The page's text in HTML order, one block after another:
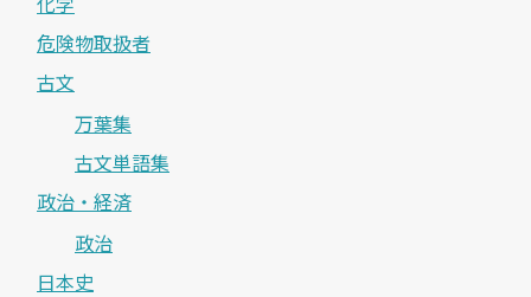
危険物取扱者
古文
万葉集
古文単語集
政治・経済
政治
日本史